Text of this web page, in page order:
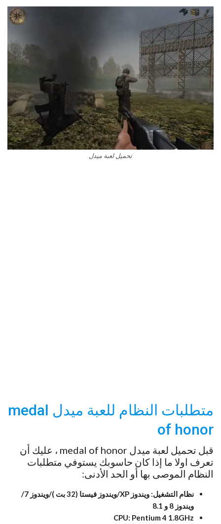
تحميل لعبة ميدل
متطلبات النظام للعبة ميدل medal
of honor
قبل تحميل لعبة ميدل medal of honor ، عليك أن
تعرف اولا ما إذا كان حاسوبك يستوفي متطلبات
النظام الموصى بها أو الحد الأدنى:
نظام التشغيل: ويندوز XP/ويندوز فيستا (32 بت )/ويندوز 7/
ويندوز 8 و 8.1
CPU: Pentium 4 1.8GHz